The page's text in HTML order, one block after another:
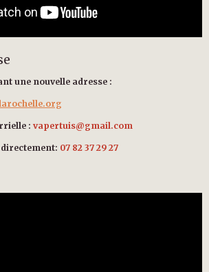
une nouvelle adresse :
: vapertuis@gmail.com
07 82 37 29 27